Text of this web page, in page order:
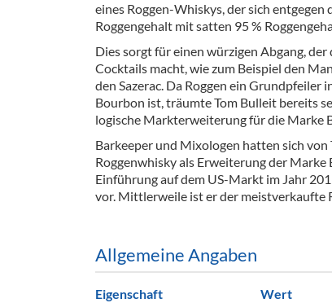
eines Roggen-Whiskys, der sich
Roggengehalt mit satten 95 %
Dies sorgt für einen würzigen Abgang,
Cocktails macht, wie zum Beispiel den
den Sazerac. Da Roggen ein Grundpfeiler
Bourbon ist, träumte Tom Bulleit bereits
logische Markterweiterung für die Marke
Barkeeper und Mixologen hatten sich
Roggenwhisky als Erweiterung der Marke
Einführung auf dem US-Markt im Jahr
vor. Mittlerweile ist er der meistverkaufte
Allgemeine Angaben
Eigenschaft
Wert